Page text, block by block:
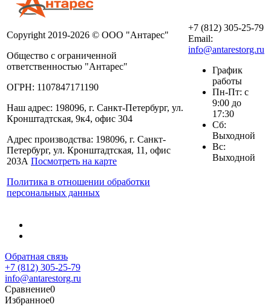
Copyright 2019-2026 © ООО "Антарес"
Общество с ограниченной
ответственностью "Антарес"
ОГРН: 1107847171190
Наш адрес: 198096, г. Санкт-Петербург, ул.
Кронштадтская, 9к4, офис 304
Адрес производства: 198096, г. Санкт-
Петербург, ул. Кронштадтская, 11, офис
203А Посмотреть на карте
Политика в отношении обработки
персональных данных
+7 (812) 305-25-79
Email:
info@antarestorg.ru
График
работы
Пн-Пт: с
9:00 до
17:30
Сб:
Выходной
Вс:
Выходной
Обратная связь
+7 (812) 305-25-79
info@antarestorg.ru
Сравнение0
Избранное0